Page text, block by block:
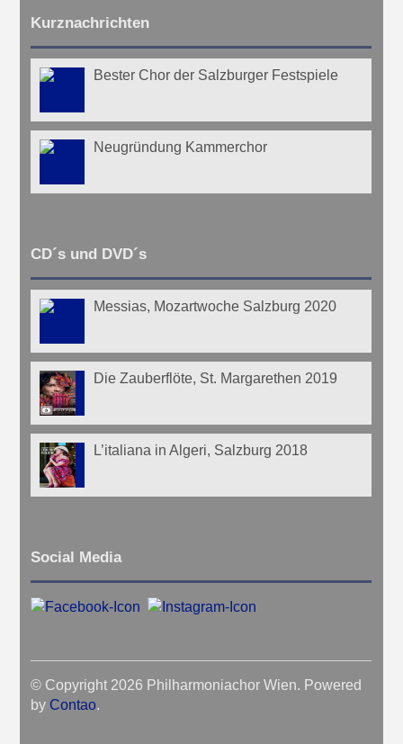
Kurznachrichten
Bester Chor der Salzburger Festspiele
Neugründung Kammerchor
CD´s und DVD´s
Messias, Mozartwoche Salzburg 2020
Die Zauberflöte, St. Margarethen 2019
L’italiana in Algeri, Salzburg 2018
Social Media
© Copyright 2026 Philharmoniachor Wien. Powered
by Contao.